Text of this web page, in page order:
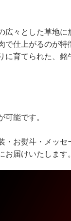
々とした草地
で仕上がるのが特
に育てられた、
可能です。
お熨斗・メッセ
お届けいたします。